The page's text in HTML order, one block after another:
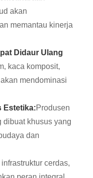
akan
memantau kinerja
Didaur Ulang
kaca komposit,
mendominasi
Estetika:Produsen
dibuat khusus yang
dan
cerdas,